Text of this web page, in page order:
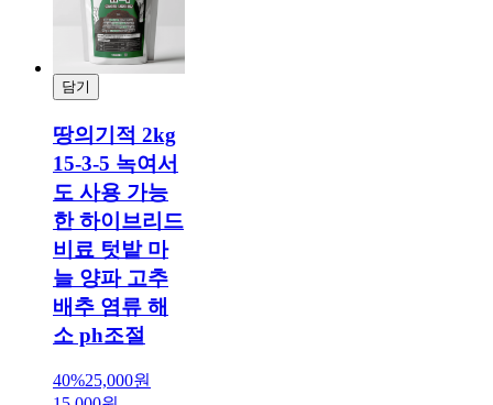
결제
담기
땅의기적 2kg
15-3-5 녹여서
도 사용 가능
한 하이브리드
비료 텃밭 마
늘 양파 고추
배추 염류 해
소 ph조절
40%25,000원